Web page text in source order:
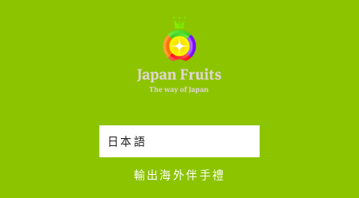
日本語時令蔬果收成表
輸出海外伴手禮